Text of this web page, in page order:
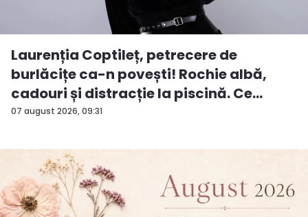
07 august 2026, 09:31
Laurenția Coptileț, petrecere de
burlăcițe ca-n povești! Rochie albă,
cadouri și distracție la piscină. Ce
surp...